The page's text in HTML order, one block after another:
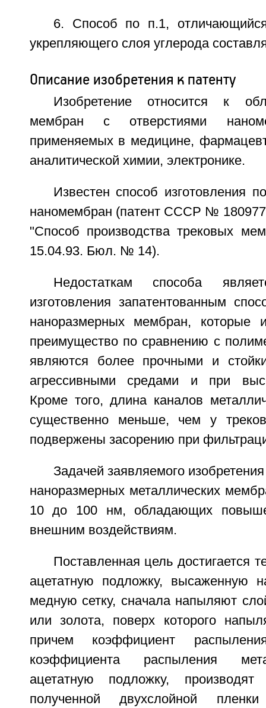
6. Способ по п.1,
укрепляющего слоя углерода
Описание изобретения к патенту
Изобретение относится к
мембран с отверстиями
применяемых в медицине,
аналитической химии, электронике.
Известен способ изготовления
наномембран (патент СССР №
"Способ производства трековых
15.04.93. Бюл. № 14).
Недостаткам способа
изготовления запатентованным
наноразмерных мембран, которые
преимущество по сравнению с
являются более прочными и
агрессивными средами и при
Кроме того, длина каналов
существенно меньше, чем у
подвержены засорению при
Задачей заявляемого
наноразмерных металлических
10 до 100 нм, обладающих
внешним воздействиям.
Поставленная цель достигается
ацетатную подложку, высаженную
медную сетку, сначала напыляют
или золота, поверх которого
причем коэффициент
коэффициента распыления
ацетатную подложку,
полученной двухслойной